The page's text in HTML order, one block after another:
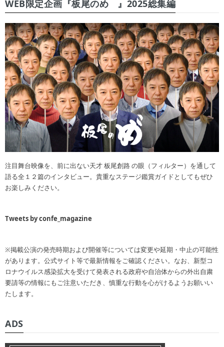
WEB限定企画『板尾のめ゙』2025総集編
注目舞台映像を、前に出ない天才 板尾創路 の眼（フィルター）を通して
語る全１２篇のインタビュー。貴重なステージ鑑賞ガイドとしてもぜひ
お楽しみください。
Tweets by confe_magazine
※掲載公演の発売時期および開催等については変更や延期・中止の可能性
があります。公式サイト等で最新情報をご確認ください。なお、新型コ
ロナウイルス感染拡大を受けて発表される政府や自治体からの外出自粛
要請等の情報にもご注意いただき、慎重な行動を心がけるようお願いい
たします。
ADS